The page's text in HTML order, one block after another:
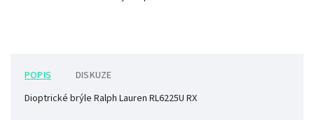
POPIS
DISKUZE
Dioptrické brýle Ralph Lauren RL6225U RX